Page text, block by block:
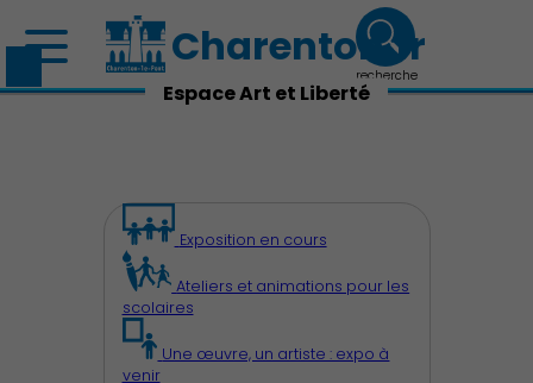
Charenton.fr
recherche
Espace Art et Liberté
Exposition en cours
Ateliers et animations pour les
scolaires
Une œuvre, un artiste : expo à
venir